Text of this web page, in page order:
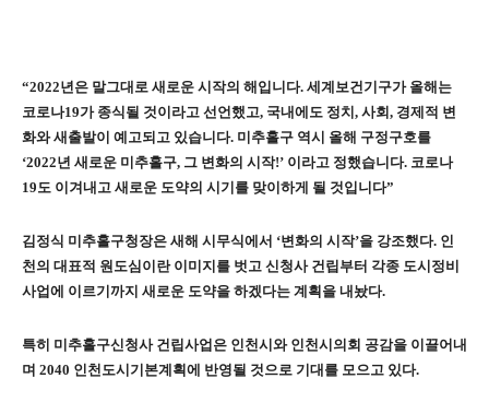
“2022년은 말그대로 새로운 시작의 해입니다. 세계보건기구가 올해는
코로나19가 종식될 것이라고 선언했고, 국내에도 정치 , 사회 , 경제적 변
화와 새출발이 예고되고 있습니다. 미추홀구 역시 올해 구정구호를
‘2022년 새로운 미추홀구, 그 변화의 시작!’ 이라고 정했습니다. 코로나
19도 이겨내고 새로운 도약의 시기를 맞이하게 될 것입니다”
김정식 미추홀구청장은 새해 시무식에서 ‘변화의 시작’을 강조했다. 인
천의 대표적 원도심이란 이미지를 벗고 신청사 건립부터 각종 도시정비
사업에 이르기까지 새로운 도약을 하겠다는 계획을 내놨다.
특히 미추홀구신청사 건립사업은 인천시와 인천시의회 공감을 이끌어내
며 2040 인천도시기본계획에 반영될 것으로 기대를 모으고 있다.